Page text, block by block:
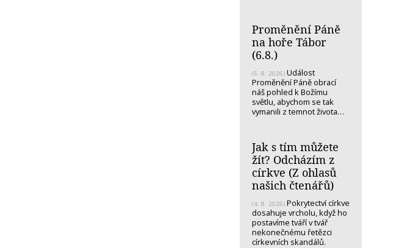
Proměnění Páně
na hoře Tábor
(6.8.)
(5. 8. 2026) Událost
Proměnění Páně obrací
náš pohled k Božímu
světlu, abychom se tak
vymanili z temnot života…
Jak s tím můžete
žít? Odcházím z
církve (Z ohlasů
našich čtenářů)
(4. 8. 2026) Pokrytectví církve
dosahuje vrcholu, když ho
postavíme tváří v tvář
nekonečnému řetězci
církevních skandálů.